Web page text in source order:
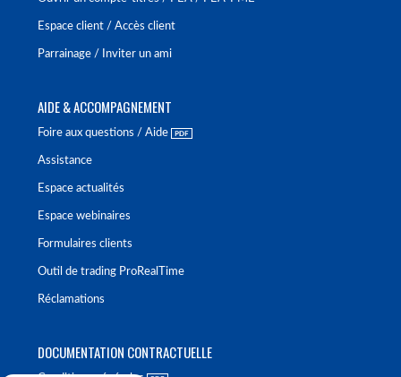
Espace client / Accès client
Parrainage / Inviter un ami
AIDE & ACCOMPAGNEMENT
Foire aux questions / Aide
Assistance
Espace actualités
Espace webinaires
Formulaires clients
Outil de trading ProRealTime
Réclamations
DOCUMENTATION CONTRACTUELLE